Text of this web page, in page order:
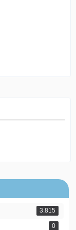
3.815
0